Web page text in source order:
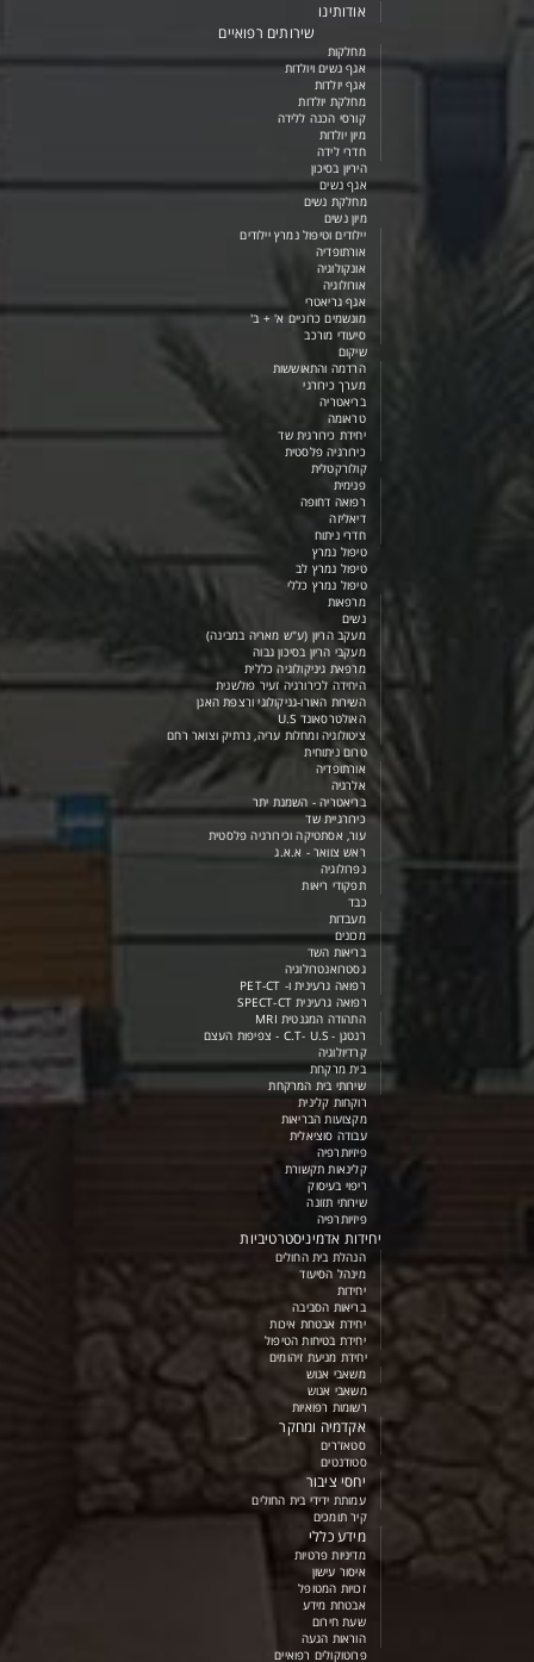
אודותינו
שירותים רפואיים
מחלקות
אגף נשים ויולדות
אגף יולדות
מחלקת יולדות
קורסי הכנה ללידה
מיון יולדות
חדרי לידה
היריון בסיכון
אגף נשים
מחלקת נשים
מיון נשים
יילודים וטיפול נמרץ יילודים
אורתופדיה
אונקולוגיה
אורולוגיה
אגף גריאטרי
מונשמים כרוניים א' + ב'
סיעודי מורכב
שיקום
הרדמה והתאוששות
מערך כירורגי
בריאטריה
טראומה
יחידת כירורגית שד
כירורגיה פלסטית
קולורקטלית
פנימית
רפואה דחופה
דיאליזה
חדרי ניתוח
טיפול נמרץ
טיפול נמרץ לב
טיפול נמרץ כללי
מרפאות
נשים
מעקב הריון (ע"ש מאריה במבינה)
מעקבי הריון בסיכון גבוה
מרפאת גיניקולוגיה כללית
היחידה לכירורגיה זעיר פולשנית
השירות האורו-גניקולוגי ורצפת האגן
האולטרסאונד U.S
ציטולוגיה ומחלות עריה, נרתיק וצואר רחם
טרום ניתוחית
אורתופדיה
אלרגיה
בריאטריה - השמנת יתר
כירורגיית שד
עור, אסתטיקה וכירורגיה פלסטית
ראש צוואר - א.א.ג
נפרולוגיה
תפקודי ריאות
כבד
מעבדות
מכונים
בריאות השד
גסטרואנטרולוגיה
רפואה גרעינית ו- PET-CT
רפואה גרעינית SPECT-CT
התהודה המגנטית MRI
רנטגן - C.T- U.S - צפיפות העצם
קרדיולוגיה
בית מרקחת
שירותי בית המרקחת
רוקחות קלינית
מקצועות הבריאות
עבודה סוציאלית
פיזיותרפיה
קלינאות תקשורת
ריפוי בעיסוק
שירותי תזונה
פיזיותרפיה
יחידות אדמיניסטרטיביות
הנהלת בית החולים
מינהל הסיעוד
יחידות
בריאות הסביבה
יחידת אבטחת איכות
יחידת בטיחות הטיפול
יחידת מניעת זיהומים
משאבי אנוש
משאבי אנוש
רשומות רפואיות
אקדמיה ומחקר
סטאז'רים
סטודנטים
יחסי ציבור
עמותת ידידי בית החולים
קיר תומכים
מידע כללי
מדיניות פרטיות
איסור עישון
זכויות המטופל
אבטחת מידע
שעת חירום
הוראות הגעה
פרוטוקולים רפואיים